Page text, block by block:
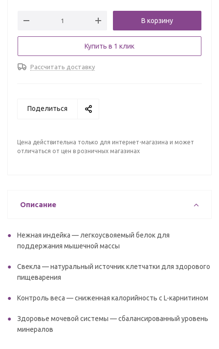
В корзину
Купить в 1 клик
Рассчитать доставку
Поделиться
Цена действительна только для интернет-магазина и может
отличаться от цен в розничных магазинах
Описание
Нежная индейка — легкоусвояемый белок для
поддержания мышечной массы
Свекла — натуральный источник клетчатки для здорового
пищеварения
Контроль веса — сниженная калорийность с L-карнитином
Здоровье мочевой системы — сбалансированный уровень
минералов